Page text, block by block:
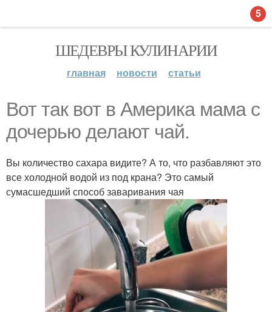
ШЕДЕВРЫ КУЛИНАРИИ
главная новости статьи
Вот так вот в Америка мама с
дочерью делают чай.
Вы количество сахара видите? А то, что разбавляют это
все холодной водой из под крана? Это самый
сумасшедший способ заваривания чая
5